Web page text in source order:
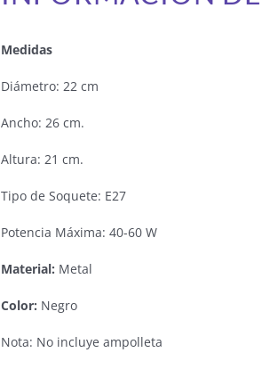
Medidas
Diámetro: 22 cm
Ancho: 26 cm.
Altura: 21 cm.
Tipo de Soquete: E27
Potencia Máxima: 40-60 W
Material: Metal
Color: Negro
Nota: No incluye ampolleta